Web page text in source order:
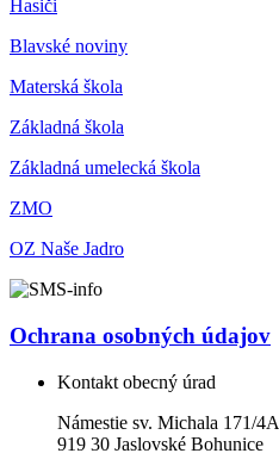
Hasiči
Blavské noviny
Materská škola
Základná škola
Základná umelecká škola
ZMO
OZ Naše Jadro
Ochrana osobných údajov
Kontakt obecný úrad
Námestie sv. Michala 171/4A
919 30 Jaslovské Bohunice